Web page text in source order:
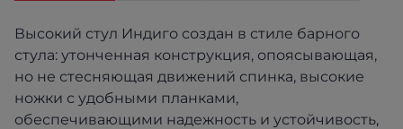
Высокий стул Индиго создан в стиле барного
стула: утонченная конструкция, опоясывающая,
но не стесняющая движений спинка, высокие
ножки с удобными планками,
обеспечивающими надежность и устойчивость,